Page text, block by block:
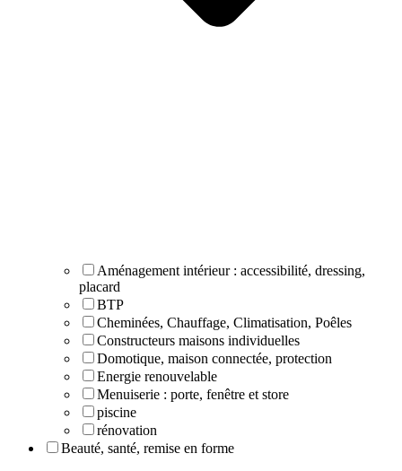
Aménagement intérieur : accessibilité, dressing,
placard
BTP
Cheminées, Chauffage, Climatisation, Poêles
Constructeurs maisons individuelles
Domotique, maison connectée, protection
Energie renouvelable
Menuiserie : porte, fenêtre et store
piscine
rénovation
Beauté, santé, remise en forme